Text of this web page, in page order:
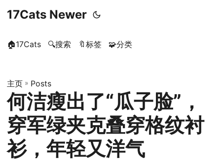
17Cats Newer
🏠17Cats 🔍搜索 🔖标签 🧩分类
主页 » Posts
何洁瘦出了“瓜子脸”，
穿军绿夹克叠穿格纹衬
衫，年轻又洋气